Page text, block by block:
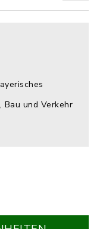
Bau und Verkehr